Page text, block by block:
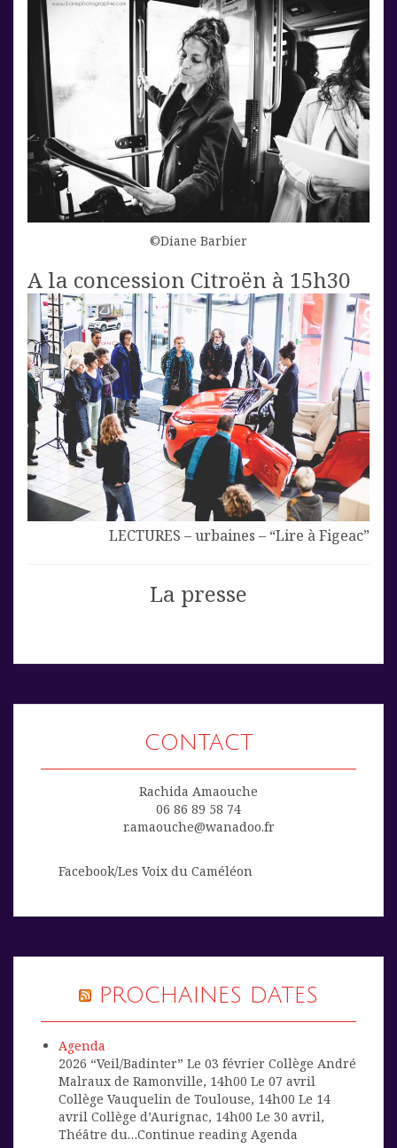
©Diane Barbier
A la concession Citroën à 15h30
LECTURES – urbaines – “Lire à Figeac”
La presse
CONTACT
Rachida Amaouche
06 86 89 58 74
r.amaouche@wanadoo.fr
Facebook/Les Voix du Caméléon
PROCHAINES DATES
Agenda
2026 “Veil/Badinter” Le 03 février Collège André
Malraux de Ramonville, 14h00 Le 07 avril
Collège Vauquelin de Toulouse, 14h00 Le 14
avril Collège d’Aurignac, 14h00 Le 30 avril,
Théâtre du…Continue reading Agenda